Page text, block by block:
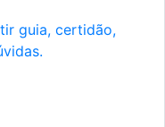
guia, certidão,